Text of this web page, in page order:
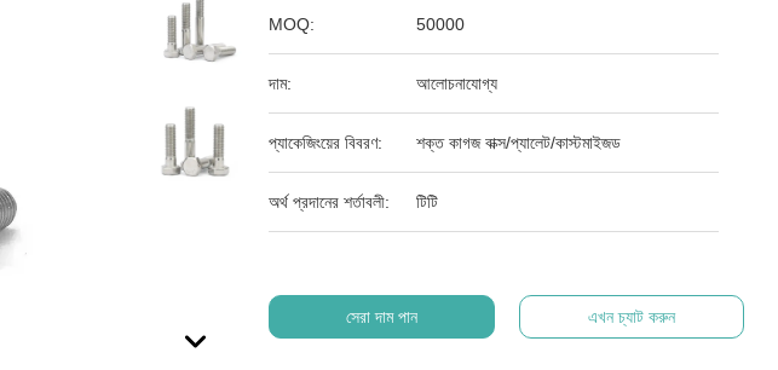
MOQ: 50000
দাম: আলোচনাযোগ্য
প্যাকেজিংয়ের বিবরণ: শক্ত কাগজ বাক্স/প্যালেট/কাস্টমাইজড
অর্থ প্রদানের শর্তাবলী: টিটি
সেরা দাম পান এখন চ্যাট করুন